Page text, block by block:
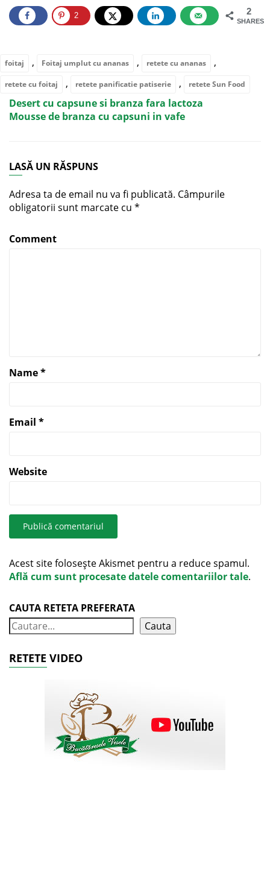
2
SHARES
2
foitaj , Foitaj umplut cu ananas , retete cu ananas ,
retete cu foitaj , retete panificatie patiserie , retete Sun Food
Desert cu capsune si branza fara lactoza
Mousse de branza cu capsuni in vafe
LASĂ UN RĂSPUNS
Adresa ta de email nu va fi publicată. Câmpurile
obligatorii sunt marcate cu *
Comment
Name*
Email *
Website
Acest site folosește Akismet pentru a reduce spamul.
Află cum sunt procesate datele comentariilor tale.
CAUTA RETETA PREFERATA
Cauta
RETETE VIDEO